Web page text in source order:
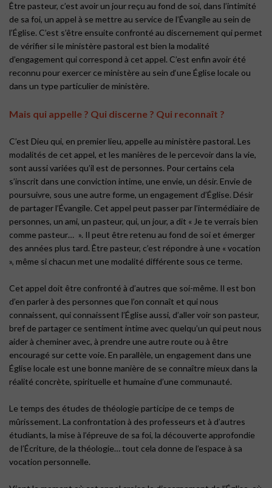
Être pasteur, c’est avoir un jour reçu au fond de soi, dans l’intimité
de sa foi, un appel à se mettre au service de l’Évangile au sein de
l’Église. C’est s’être ensuite confronté au discernement qui permet
de vérifier si le ministère pastoral est bien la modalité
d’engagement qui correspond à cet appel. C’est enfin avoir été
reconnu pour exercer ce ministère au sein d‘une Église locale ou
dans un type particulier de ministère.
Mais qui appelle ? Qui discerne ? Qui reconnaît ?
C’est Dieu qui, en premier lieu, appelle au ministère pastoral. Les
modalités de cet appel, et les manières de le percevoir dans la vie,
sont aussi variées qu’il est de personnes. Pour certains cela
s’inscrit dans une conviction intime, une envie, un désir. Envie de
poursuivre, sous une autre forme, un engagement d’Église. Désir
de partager l’Évangile. Cet appel peut passer par l’intermédiaire de
personnes, un ami, un pasteur, qui, un jour, a dit « Je te verrais bien
comme pasteur… ». Il peut être retenu au fond de soi et émerger
des années plus tard. Être pasteur, c’est répondre à une « vocation
», même si chacun met une modalité différente sous ce terme.
Cet appel doit être confronté à d’autres que soi-même. Il est bon
d’en parler à des personnes que l’on connaît et qui nous
connaissent, qui connaissent l’Église aussi, d’aller voir son pasteur,
bref de partager ce sentiment intime avec quelqu’un qui peut nous
aider à cheminer avec, à prendre une autre route ou à être
encouragé sur cette voie. En parallèle, un engagement dans une
Église locale est une bonne manière de se connaître mieux dans la
réalité concrète, spirituelle et humaine d’une communauté.
Le temps des études de théologie participe de ce temps de
mûrissement. La confrontation à des professeurs et à d’autres
étudiants, la mise à l’épreuve de sa foi, la découverte approfondie
de l’Écriture, de la théologie… tout cela donne de l’espace à sa
vocation personnelle.